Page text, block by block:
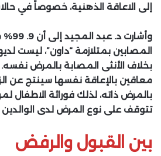
إلى الاعاقة الذهنية، خصوصاً في
المصابين بمتلازمة “داون”، ليست
بخلاف الأنثى المصابة بالمرض نفسه.
معاقين بالإعاقة نفسها سينتج عن
بالمرض ذاته، لذلك فوراثة الاطفال
تتوقف على نوع المرض لدى
بين القبول والرفض